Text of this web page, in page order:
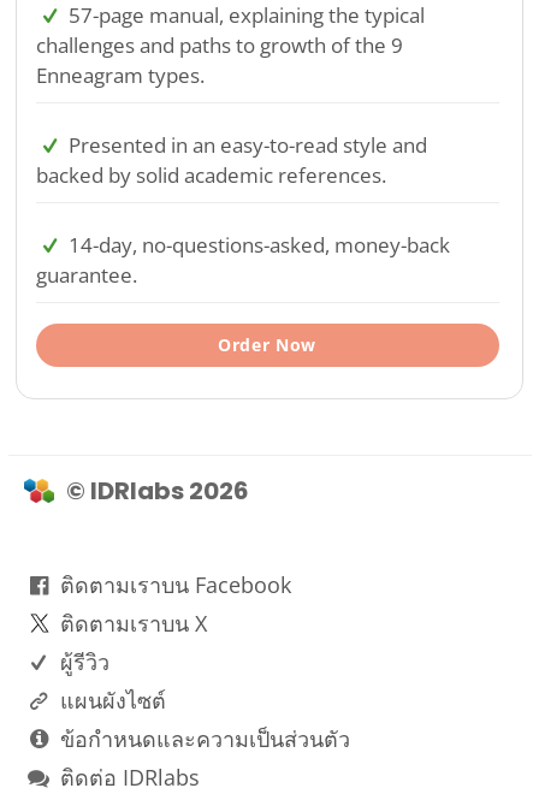
57-page manual, explaining the typical
challenges and paths to growth of the 9
Enneagram types.
Presented in an easy-to-read style and
backed by solid academic references.
14-day, no-questions-asked, money-back
guarantee.
Order Now
© IDRlabs 2026
ติดตามเราบน Facebook
ติดตามเราบน X
ผู้รีวิว
แผนผังไซต์
ข้อกำหนดและความเป็นส่วนตัว
ติดต่อ IDRlabs